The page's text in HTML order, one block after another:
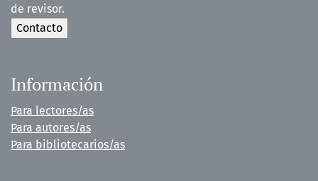
de revisor.
Información
Para lectores/as
Para autores/as
Para bibliotecarios/as